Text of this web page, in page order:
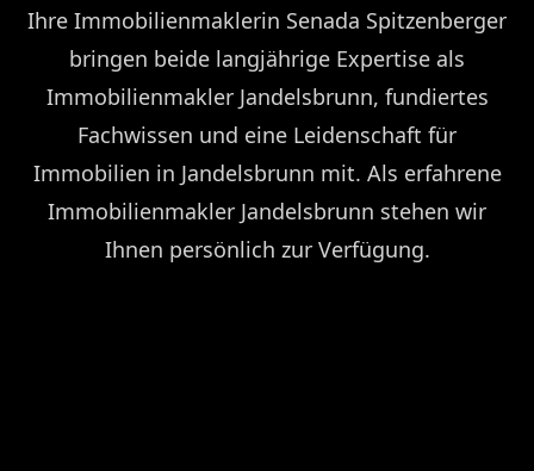
Ihre Immobilienmaklerin Senada Spitzenberger
bringen beide langjährige Expertise als
Immobilienmakler Jandelsbrunn, fundiertes
Fachwissen und eine Leidenschaft für
Immobilien in Jandelsbrunn mit. Als erfahrene
Immobilienmakler Jandelsbrunn stehen wir
Ihnen persönlich zur Verfügung.